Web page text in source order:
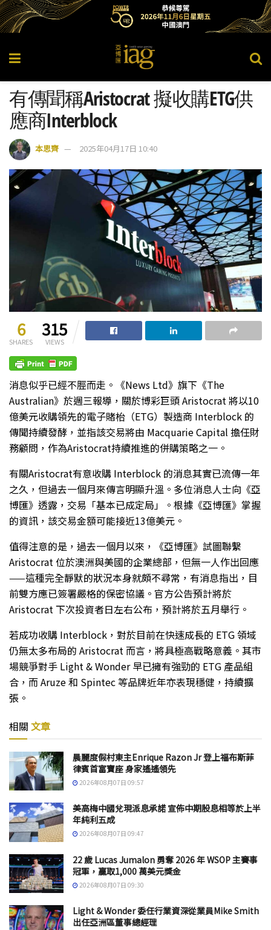
有傳聞稱Aristocrat 擬收購ETG供
應商Interblock
本思齊 2025年04月17日 10:40
6
SHARES
315
VIEWS
消息似乎已經不脛而走。《News Ltd》旗下《The
Australian》於週三報導，關於博彩巨頭 Aristocrat 將以10
億美元收購領先的電子賭枱（ETG）製造商 Interblock 的
傳聞持續發酵，並指該交易將由 Macquarie Capital 擔任財
務顧問，作為Aristocrat持續推進的併購策略之一。
有關Aristocrat有意收購 Interblock 的消息其實已流傳一年
之久，但過去一個月來傳言明顯升溫。多位消息人士向《亞
博匯》透露，交易「基本已成定局」。根據《亞博匯》掌握
的資訊，該交易金額可能接近13億美元。
值得注意的是，過去一個月以來，《亞博匯》試圖聯繫
Aristocrat 位於澳洲與美國的企業總部，但無一人作出回應
——這種完全靜默的狀況本身就頗不尋常，有消息指出，目
前雙方應已簽署嚴格的保密協議。官方公告預計將於
Aristocrat 下次投資者日左右公布，預計將於五月舉行。
若成功收購 Interblock，對於目前在快速成長的 ETG 領域
仍無太多布局的 Aristocrat 而言，將具極高戰略意義。其市
場競爭對手 Light & Wonder 早已擁有強勁的 ETG 產品組
合，而 Aruze 和 Spintec 等品牌近年亦表現穩健，持續擴
張。
相關 文章
晨麗度假村東主Enrique Razon Jr 登上福布斯菲
律賓首富寶座 身家遙遙領先
2026年08月07日 09:57
美高梅中國兌現派息承諾 宣佈中期股息相等於上半
年純利五成
2026年08月07日 09:47
22 歲 Lucas Jumalon 勇奪 2026 年 WSOP 主賽事
冠軍，贏取1,000 萬美元獎金
2026年08月07日 09:30
Light & Wonder 委任行業資深從業員Mike Smith
出任亞洲區董事總經理